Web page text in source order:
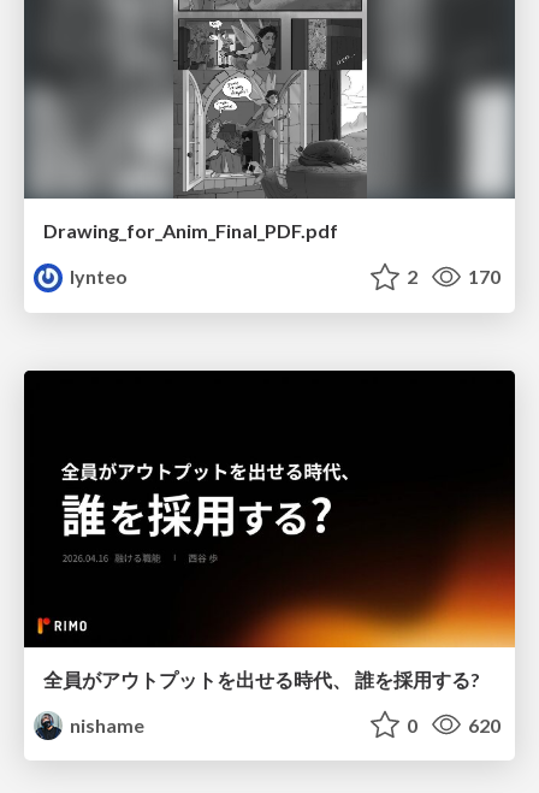
Drawing_for_Anim_Final_PDF.pdf
lynteo
2 170
全員がアウトプットを出せる時代、 誰を採用する?
nishame
0 620